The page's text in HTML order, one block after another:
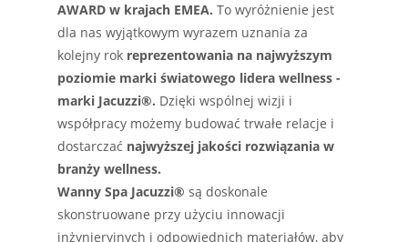
AWARD w krajach EMEA. To wyróżnienie jest
dla nas wyjątkowym wyrazem uznania za
kolejny rok reprezentowania na najwyższym
poziomie marki światowego lidera wellness -
marki Jacuzzi®. Dzięki wspólnej wizji i
współpracy możemy budować trwałe relacje i
dostarczać najwyższej jakości rozwiązania w
branży wellness.
Wanny Spa Jacuzzi® są doskonale
skonstruowane przy użyciu innowacji
inżynieryjnych i odpowiednich materiałów, aby